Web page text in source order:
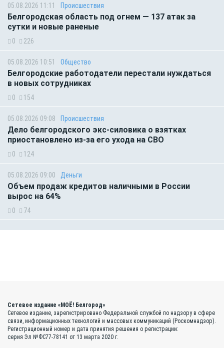
05.08.2026 11:11 Происшествия
Белгородская область под огнем — 137 атак за
сутки и новые раненые
0 226
05.08.2026 10:51 Общество
Белгородские работодатели перестали нуждаться
в новых сотрудниках
0 154
05.08.2026 09:08 Происшествия
Дело белгородского экс-силовика о взятках
приостановлено из-за его ухода на СВО
0 124
05.08.2026 09:00 Деньги
Объем продаж кредитов наличными в России
вырос на 64%
0 74
Сетевое издание «МОЁ! Белгород»
Сетевое издание, зарегистрировано Федеральной службой по надзору в сфере
связи, информационных технологий и массовых коммуникаций (Роскомнадзор).
Регистрационный номер и дата принятия решения о регистрации:
серия Эл №ФС77-78141 от 13 марта 2020 г.